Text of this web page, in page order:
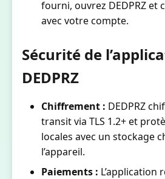
fourni, ouvrez DEDPRZ et
avec votre compte.
Sécurité de
DEDPRZ
Chiffrement : DEDPRZ
transit via TLS 1.2+ et
locales avec un stockage
l’appareil.
Paiements : L’application